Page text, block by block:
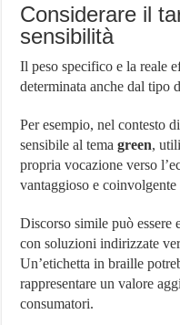
Considerare il
sensibilità
Il peso specifico e la reale
determinata anche dal tipo
Per esempio, nel contesto
sensibile al temagreen,
propria vocazione verso
vantaggioso e
Discorso simile può essere
con soluzioni indirizzate
Un’etichetta in braille
rappresentare un valore
consumatori.